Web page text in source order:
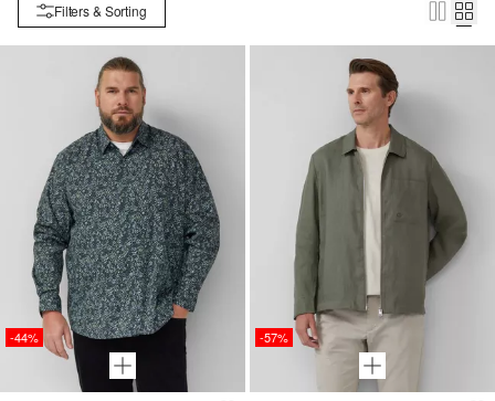
Filters & Sorting
-44% -57%